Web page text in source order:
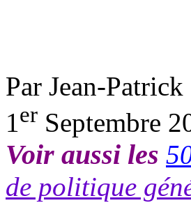
Par Jean-
1er Septembre
Voir aussi les
de politique